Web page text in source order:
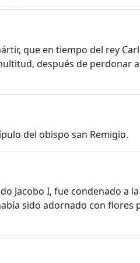
que en tiempo del rey
después de perdonar
del obispo san Remigio.
Jacobo I, fue condenado a
sido adornado con flores